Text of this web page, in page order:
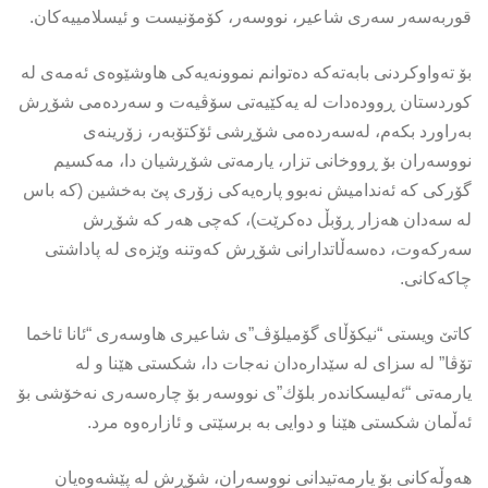
قوربەسەر سەری شاعیر، نووسەر، كۆمۆنیست و ئیسلامییەكان.
بۆ تەواوكردنی بابەتەكە دەتوانم نموونەیەكی هاوشێوەی ئەمەی لە
كوردستان ڕوودەدات لە یەكێیەتی سۆڤیەت و سەردەمی شۆڕش
بەراورد بكەم، لەسەردەمی شۆڕشی ئۆكتۆبەر، زۆرینەی
نووسەران بۆ ڕووخانی تزار، یارمەتی شۆڕشیان دا، مەكسیم
گۆركی كە ئەندامیش نەبوو پارەیەكی زۆری پێ بەخشین (كە باس
لە سەدان هەزار ڕۆبڵ دەكرێت)، كەچی هەر كە شۆڕش
سەركەوت، دەسەڵاتدارانی شۆڕش كەوتنە وێزەی لە پاداشتی
چاكەكانی.
كاتێ ویستی “نیكۆڵای گۆمیلۆڤ”ی شاعیری هاوسەری “ئانا ئاخما
تۆڤا” لە سزای لە سێدارەدان نەجات دا، شكستی هێنا و لە
یارمەتی “ئەلیسكاندەر بلۆك”ی نووسەر بۆ چارەسەری نەخۆشی بۆ
ئەڵمان شكستی هێنا و دوایی بە برسێتی و ئازارەوە مرد.
هەوڵەكانی بۆ یارمەتیدانی نووسەران، شۆڕش لە پێشەوەیان